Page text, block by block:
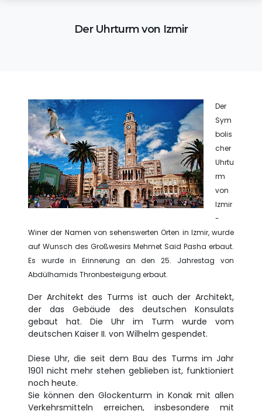
Der Uhrturm von Izmir
Der
Sym
bolis
cher
Uhrtu
rm
von
Izmir
-
Winer der Namen von sehenswerten Orten in Izmir, wurde
auf Wunsch des Großwesirs Mehmet Said Pasha erbaut.
Es wurde in Erinnerung an den 25. Jahrestag von
Abdülhamids Thronbesteigung erbaut.
Der Architekt des Turms ist auch der Architekt,
der das Gebäude des deutschen Konsulats
gebaut hat. Die Uhr im Turm wurde vom
deutschen Kaiser II. von Wilhelm gespendet.
Diese Uhr, die seit dem Bau des Turms im Jahr
1901 nicht mehr stehen geblieben ist, funktioniert
noch heute.
Sie können den Glockenturm in Konak mit allen
Verkehrsmitteln erreichen, insbesondere mit